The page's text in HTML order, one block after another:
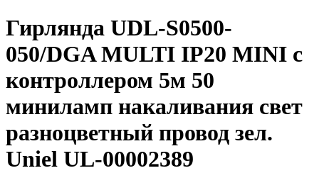
Гирлянда UDL-S0500-
050/DGA MULTI IP20 MINI с
контроллером 5м 50
миниламп накаливания свет
разноцветный провод зел.
Uniel UL-00002389